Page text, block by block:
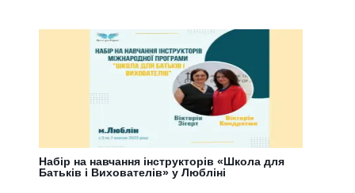
Набір на навчання інструкторів «Школа для
Батьків і Вихователів» у Любліні